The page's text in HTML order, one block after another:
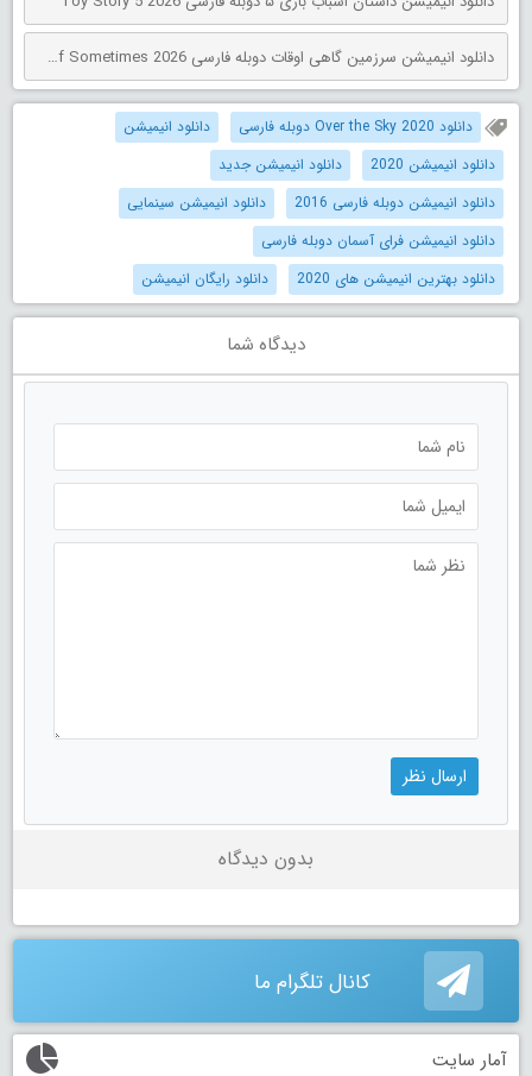
دانلود انیمیشن سرزمین گاهی اوقات دوبله فارسی The Land of Sometimes 2026
دانلود Over the Sky 2020 دوبله فارسی
دانلود انیمیشن
دانلود انیمیشن 2020
دانلود انیمیشن جدید
دانلود انیمیشن دوبله فارسی 2016
دانلود انیمیشن سینمایی
دانلود انیمیشن فرای آسمان دوبله فارسی
دانلود بهترین انیمیشن های 2020
دانلود رایگان انیمیشن
دیدگاه شما
بدون دیدگاه
کانال تلگرام ما
آمار سایت